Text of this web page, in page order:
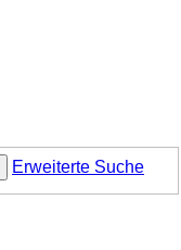
Erweiterte Suche